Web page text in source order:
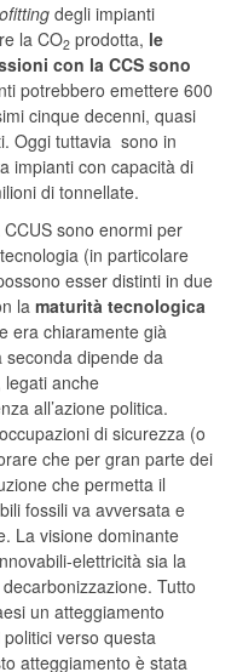
degli impianti
la CO2 prodotta, le
con la CCS sono
potrebbero emettere 600
cinque decenni, quasi
Oggi tuttavia sono in
impianti con capacità di
di tonnellate.
sono enormi per
(in particolare
esser distinti in due
la maturità tecnologica
era chiaramente già
seconda dipende da
legati anche
all’azione politica.
di sicurezza (o
che per gran parte dei
che permetta il
fossili va avversata e
La visione dominante
elettricità sia la
Tutto
un atteggiamento
verso questa
atteggiamento è stata